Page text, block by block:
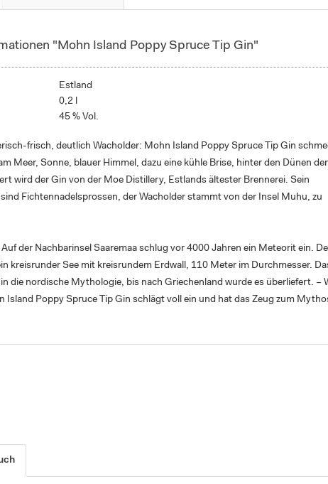
"Mohn Island Poppy Spruce Tip Gin"
Estland
0,2 l
45 % Vol.
frisch, deutlich Wacholder: Mohn Island Poppy Spruce Tip Gin
Meer, Sonne, blauer Himmel, dazu eine kühle Brise, hinter den Dünen
wird der Gin von der Moe Distillery, Estlands ältester Brennerei. Sein
Fichtennadelsprossen, der Wacholder stammt von der Insel Muhu, zu
der Nachbarinsel Saaremaa schlug vor 4000 Jahren ein Meteorit ein.
kreisrunder See mit kreisrundem Erdwall, 110 Meter im Durchmesser.
die nordische Mythologie, bis nach Griechenland wurde es überliefert. –
Island Poppy Spruce Tip Gin schlägt voll ein und hat das Zeug zum